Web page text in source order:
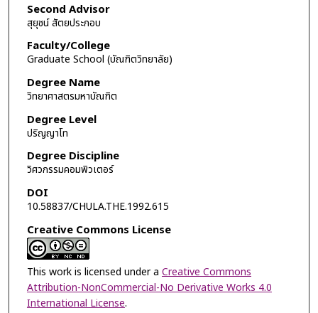
Second Advisor
สุยุชน์ สัตยประกอบ
Faculty/College
Graduate School (บัณฑิตวิทยาลัย)
Degree Name
วิทยาศาสตรมหาบัณฑิต
Degree Level
ปริญญาโท
Degree Discipline
วิศวกรรมคอมพิวเตอร์
DOI
10.58837/CHULA.THE.1992.615
Creative Commons License
This work is licensed under a Creative Commons
Attribution-NonCommercial-No Derivative Works 4.0
International License.